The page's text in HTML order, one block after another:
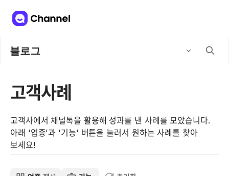
블로그
고객사례
고객사에서 채널톡을 활용해 성과를 낸 사례를 모았습니다.
아래 '업종'과 '기능' 버튼을 눌러서 원하는 사례를 찾아
보세요!